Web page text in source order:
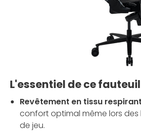
L'essentiel de ce fauteuil
Revêtement en tissu
confort optimal même lors des
de jeu.